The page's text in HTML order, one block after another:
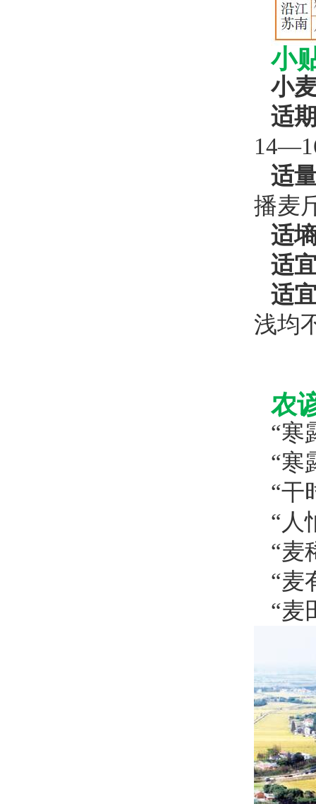
小
小
适
适
播麦
适
适
适
浅均
农
“寒
“寒
“干
“人
“麦
“麦
“麦